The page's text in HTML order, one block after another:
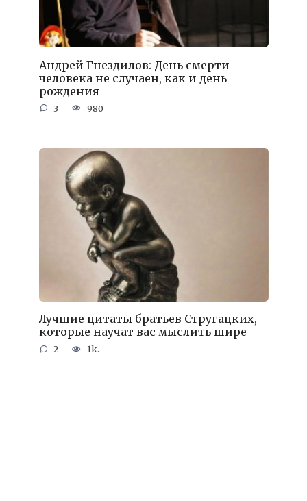
Андрей Гнездилов: День смерти
человека не случаен, как и день
рождения
3 980
Лучшие цитаты братьев Стругацких,
которые научат вас мыслить шире
2 1k.